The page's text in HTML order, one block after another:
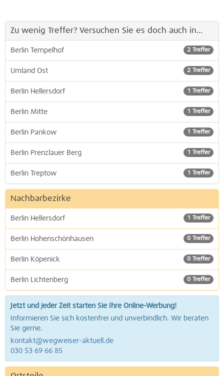
Zu wenig Treffer? Versuchen Sie es doch auch in...
2 Treffer
Berlin Tempelhof
2 Treffer
Umland Ost
1 Treffer
Berlin Hellersdorf
1 Treffer
Berlin Mitte
1 Treffer
Berlin Pankow
1 Treffer
Berlin Prenzlauer Berg
1 Treffer
Berlin Treptow
Nachbarbezirke
1 Treffer
Berlin Hellersdorf
0 Treffer
Berlin Hohenschönhausen
0 Treffer
Berlin Köpenick
0 Treffer
Berlin Lichtenberg
Jetzt und jeder Zeit starten Sie Ihre Online-Werbung!
Informieren Sie sich kostenfrei und unverbindlich. Wir beraten
Sie gerne.
kontakt@wegweiser-aktuell.de
030 53 69 66 85